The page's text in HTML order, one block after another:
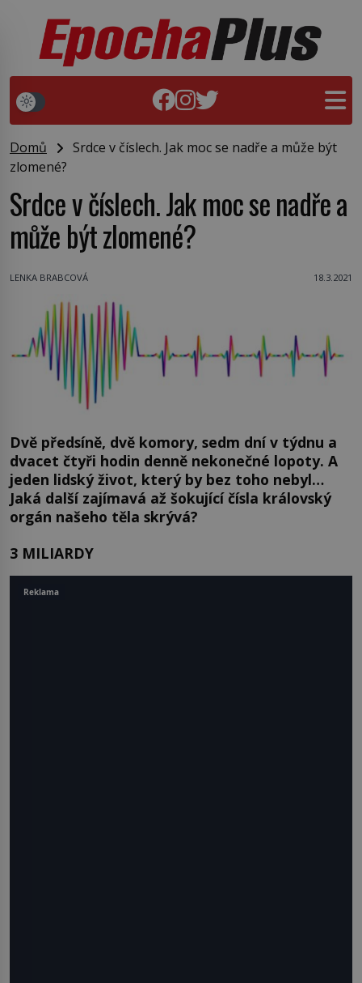
Domů
Srdce v číslech. Jak moc se nadře a může být
zlomené?
Srdce v číslech. Jak moc se nadře a
může být zlomené?
LENKA BRABCOVÁ 18.3.2021
Dvě předsíně, dvě komory, sedm dní v týdnu a
dvacet čtyři hodin denně nekonečné lopoty. A
jeden lidský život, který by bez toho nebyl…
Jaká další zajímavá až šokující čísla královský
orgán našeho těla skrývá?
3 MILIARDY
Reklama